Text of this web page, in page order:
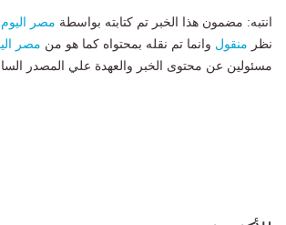
انتبه: مضمون هذا الخبر تم كتابته بواسطة مصر اليوم
نظر منقول وانما تم نقله بمحتواه كما هو من مصر
مسئولين عن محتوى الخبر والعهدة علي المصدر